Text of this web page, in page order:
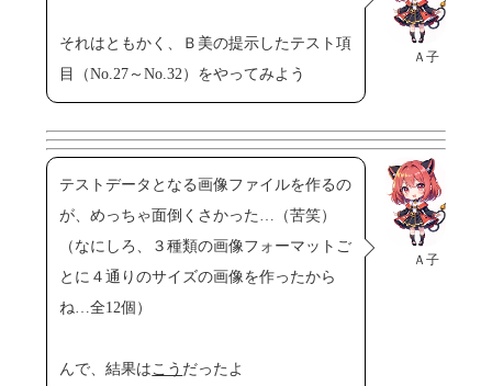
Ａ子
それはともかく、Ｂ美の提示したテスト項
目（No.27～No.32）をやってみよう
Ａ子
テストデータとなる画像ファイルを作るの
が、めっちゃ面倒くさかった…（苦笑）
（なにしろ、３種類の画像フォーマットご
とに４通りのサイズの画像を作ったから
ね…全12個）
んで、結果は こう だったよ